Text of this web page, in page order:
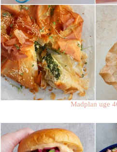
Madplan uge